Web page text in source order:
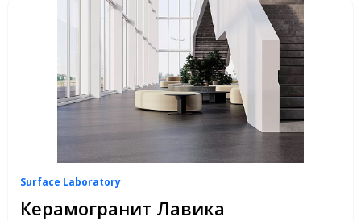
Surface Laboratory
Керамогранит Лавика